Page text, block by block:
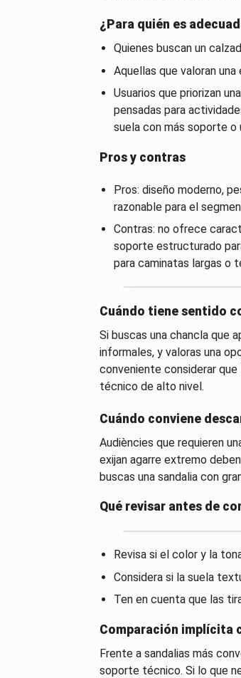
¿Para quién es
Quienes buscan un
Aquellas que valoran
Usuarios que priorizan
pensadas para
suela con más soporte o
Pros y contras
Pros: diseño moderno,
razonable para el
Contras: no ofrece
soporte estructurado
para caminatas largas o
Cuándo tiene sentido
Si buscas una chancla que
informales, y valoras una
conveniente considerar
técnico de alto nivel.
Cuándo conviene
Audiències que requieren
exijan agarre extremo
buscas una sandalia con
Qué revisar antes de
Revisa si el color y la
Considera si la suela
Ten en cuenta que las
Comparación implícita
Frente a sandalias más
soporte técnico. Si lo que